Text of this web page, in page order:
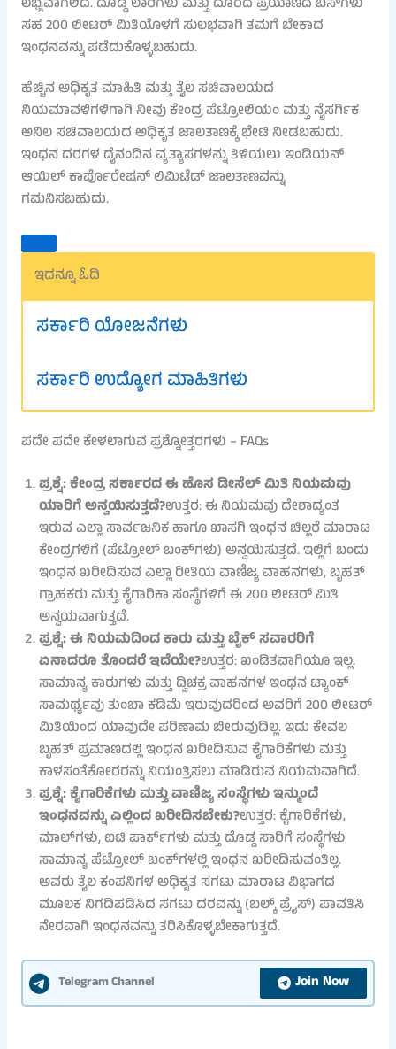
ಸಹ 200 ಲೀಟರ್ ಮಿತಿಯೊಳಗೆ ಸುಲಭವಾಗಿ ತಮಗೆ ಬೇಕಾದ
ಇಂಧನವನ್ನು ಪಡೆದುಕೊಳ್ಳಬಹುದು.
ಹೆಚ್ಚಿನ ಅಧಿಕೃತ ಮಾಹಿತಿ ಮತ್ತು ತೈಲ ಸಚಿವಾಲಯದ
ನಿಯಮಾವಳಿಗಳಿಗಾಗಿ ನೀವು ಕೇಂದ್ರ ಪೆಟ್ರೋಲಿಯಂ ಮತ್ತು ನೈಸರ್ಗಿಕ
ಅನಿಲ ಸಚಿವಾಲಯದ ಅಧಿಕೃತ ಜಾಲತಾಣಕ್ಕೆ ಭೇಟಿ ನೀಡಬಹುದು.
ಇಂಧನ ದರಗಳ ದೈನಂದಿನ ವ್ಯತ್ಯಾಸಗಳನ್ನು ತಿಳಿಯಲು ಇಂಡಿಯನ್
ಆಯಿಲ್ ಕಾರ್ಪೊರೇಷನ್ ಲಿಮಿಟೆಡ್ ಜಾಲತಾಣವನ್ನು
ಗಮನಿಸಬಹುದು.
ಇದನ್ನೂ ಓದಿ
ಸರ್ಕಾರಿ ಯೋಜನೆಗಳು
ಸರ್ಕಾರಿ ಉದ್ಯೋಗ ಮಾಹಿತಿಗಳು
ಪದೇ ಪದೇ ಕೇಳಲಾಗುವ ಪ್ರಶ್ನೋತ್ತರಗಳು – FAQs
ಪ್ರಶ್ನೆ: ಕೇಂದ್ರ ಸರ್ಕಾರದ ಈ ಹೊಸ ಡೀಸೆಲ್ ಮಿತಿ ನಿಯಮವು
ಯಾರಿಗೆ ಅನ್ವಯಿಸುತ್ತದೆ?ಉತ್ತರ: ಈ ನಿಯಮವು ದೇಶಾದ್ಯಂತ
ಇರುವ ಎಲ್ಲಾ ಸಾರ್ವಜನಿಕ ಹಾಗೂ ಖಾಸಗಿ ಇಂಧನ ಚಿಲ್ಲರೆ ಮಾರಾಟ
ಕೇಂದ್ರಗಳಿಗೆ (ಪೆಟ್ರೋಲ್ ಬಂಕ್‌ಗಳು) ಅನ್ವಯಿಸುತ್ತದೆ. ಇಲ್ಲಿಗೆ ಬಂದು
ಇಂಧನ ಖರೀದಿಸುವ ಎಲ್ಲಾ ರೀತಿಯ ವಾಣಿಜ್ಯ ವಾಹನಗಳು, ಬೃಹತ್
ಗ್ರಾಹಕರು ಮತ್ತು ಕೈಗಾರಿಕಾ ಸಂಸ್ಥೆಗಳಿಗೆ ಈ 200 ಲೀಟರ್ ಮಿತಿ
ಅನ್ವಯವಾಗುತ್ತದೆ.
ಪ್ರಶ್ನೆ: ಈ ನಿಯಮದಿಂದ ಕಾರು ಮತ್ತು ಬೈಕ್ ಸವಾರರಿಗೆ
ಏನಾದರೂ ತೊಂದರೆ ಇದೆಯೇ?ಉತ್ತರ: ಖಂಡಿತವಾಗಿಯೂ ಇಲ್ಲ.
ಸಾಮಾನ್ಯ ಕಾರುಗಳು ಮತ್ತು ದ್ವಿಚಕ್ರ ವಾಹನಗಳ ಇಂಧನ ಟ್ಯಾಂಕ್
ಸಾಮರ್ಥ್ಯವು ತುಂಬಾ ಕಡಿಮೆ ಇರುವುದರಿಂದ ಅವರಿಗೆ 200 ಲೀಟರ್
ಮಿತಿಯಿಂದ ಯಾವುದೇ ಪರಿಣಾಮ ಬೀರುವುದಿಲ್ಲ. ಇದು ಕೇವಲ
ಬೃಹತ್ ಪ್ರಮಾಣದಲ್ಲಿ ಇಂಧನ ಖರೀದಿಸುವ ಕೈಗಾರಿಕೆಗಳು ಮತ್ತು
ಕಾಳಸಂತೆಕೋರರನ್ನು ನಿಯಂತ್ರಿಸಲು ಮಾಡಿರುವ ನಿಯಮವಾಗಿದೆ.
ಪ್ರಶ್ನೆ: ಕೈಗಾರಿಕೆಗಳು ಮತ್ತು ವಾಣಿಜ್ಯ ಸಂಸ್ಥೆಗಳು ಇನ್ಮುಂದೆ
ಇಂಧನವನ್ನು ಎಲ್ಲಿಂದ ಖರೀದಿಸಬೇಕು?ಉತ್ತರ: ಕೈಗಾರಿಕೆಗಳು,
ಮಾಲ್‌ಗಳು, ಐಟಿ ಪಾರ್ಕ್‌ಗಳು ಮತ್ತು ದೊಡ್ಡ ಸಾರಿಗೆ ಸಂಸ್ಥೆಗಳು
ಸಾಮಾನ್ಯ ಪೆಟ್ರೋಲ್ ಬಂಕ್‌ಗಳಲ್ಲಿ ಇಂಧನ ಖರೀದಿಸುವಂತಿಲ್ಲ.
ಅವರು ತೈಲ ಕಂಪನಿಗಳ ಅಧಿಕೃತ ಸಗಟು ಮಾರಾಟ ವಿಭಾಗದ
ಮೂಲಕ ನಿಗದಿಪಡಿಸಿದ ಸಗಟು ದರವನ್ನು (ಬಲ್ಕ್ ಪ್ರೈಸ್) ಪಾವತಿಸಿ
ನೇರವಾಗಿ ಇಂಧನವನ್ನು ತರಿಸಿಕೊಳ್ಳಬೇಕಾಗುತ್ತದೆ.
Telegram Channel Join Now